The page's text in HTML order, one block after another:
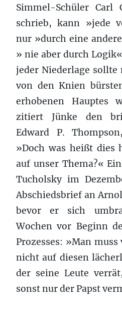
Simmel-Schüler Carl
schrieb, kann »jede
nur »durch eine
» nie aber durch
jeder Niederlage sollte
von den Knien
erhobenen Hauptes
zitiert Jünke den
Edward P.
»Doch was heißt dies
auf unser Thema?«
Tucholsky im
Abschiedsbrief an
bevor er sich
Wochen vor Beginn
Prozesses: »Man
nicht auf diesen
der seine Leute
sonst nur der Papst